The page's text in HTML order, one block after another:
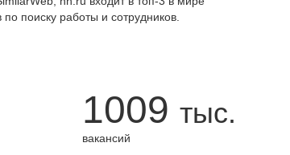
поиску работы и сотрудников.
1009 тыс.
вакансий